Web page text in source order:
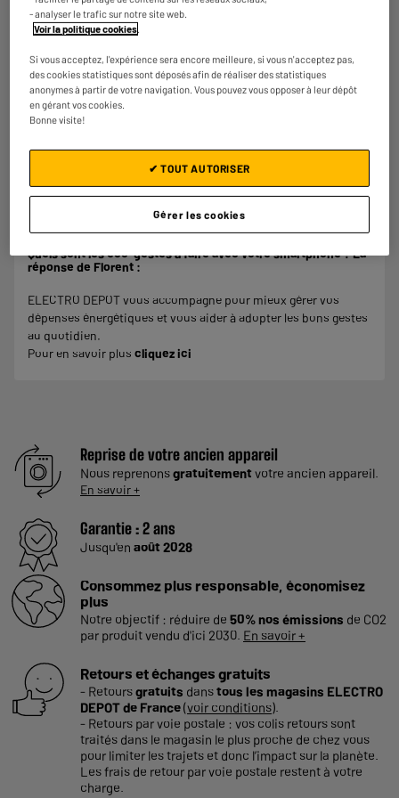
IA
Intelligence artificielle intégrée
Quels sont les éco-gestes à faire avec votre smartphone ? La
réponse de Florent :
ELECTRO DEPOT vous accompagne pour mieux gérer vos
dépenses énergétiques et vous aider à adopter les bons gestes
au quotidien.
Pour en savoir plus cliquez ici
Reprise de votre ancien appareil
Nous reprenonsgratuitement votre ancien appareil.
En savoir +
Garantie :2 ans
Jusqu'en août 2028
Consommez plus responsable, économisez
plus
Notre objectif : réduire de 50% nos émissions de CO2
par produit vendu d'ici 2030. En savoir +
Retours et échanges gratuits
- Retoursgratuits danstous les magasins ELECTRO
DEPOT de France(voir conditions).
- Retours par voie postale : vos colis retours sont
traités dans le magasin le plus proche de chez vous
pour limiter les trajets et donc l’impact sur la planète.
Les frais de retour par voie postale restent à votre
charge.
- analyser le trafic sur notre site web.
Voir la politique cookies.
Si vous acceptez, l'expérience sera encore meilleure, si vous n'acceptez pas,
des cookies statistiques sont déposés afin de réaliser des statistiques
anonymes à partir de votre navigation. Vous pouvez vous opposer à leur dépôt
en gérant vos cookies.
Bonne visite!
Gérer les cookies
✔ TOUT AUTORISER